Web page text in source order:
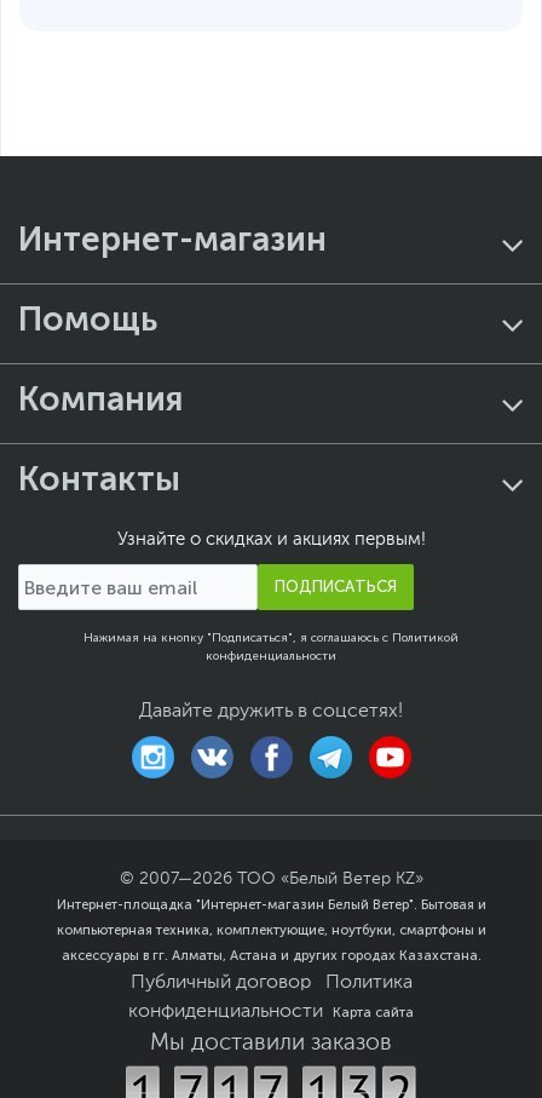
Интернет-магазин
Помощь
Компания
Контакты
Узнайте о скидках и акциях первым!
ПОДПИСАТЬСЯ
Нажимая на кнопку "Подписаться", я соглашаюсь с Политикой
конфиденциальности
Давайте дружить в соцсетях!
© 2007—2026
ТОО «Белый Ветер KZ»
Интернет-площадка "Интернет-магазин Белый Ветер". Бытовая и
компьютерная техника, комплектующие, ноутбуки, смартфоны и
аксессуары в гг. Алматы, Астана и других городах Казахстана.
Публичный договор
Политика
конфиденциальности
Карта сайта
Мы доставили заказов